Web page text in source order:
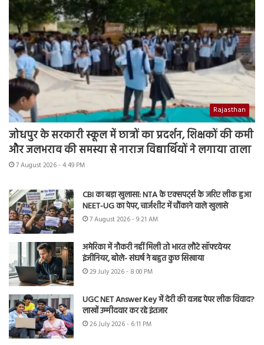
Rajasthan
जोधपुर के सरकारी स्कूल में छात्रों का प्रदर्शन, शिक्षकों की कमी
और जलभराव की समस्या से नाराज विद्यार्थियों ने लगाया ताला
7 August 2026 - 4:49 PM
CBI का बड़ा खुलासा: NTA के एक्सपर्ट्स के जरिए लीक हुआ
NEET-UG का पेपर, चार्जशीट में चौंकाने वाले खुलासे
7 August 2026 - 9:21 AM
अमेरिका में नौकरी नहीं मिली तो भारत लौटे सॉफ्टवेयर
इंजीनियर, बोले- संघर्ष ने बहुत कुछ सिखाया
29 July 2026 - 8:00 PM
UGC NET Answer Key में देरी की वजह पेपर लीक विवाद?
लाखों उम्मीदवार कर रहे इंतजार
26 July 2026 - 6:11 PM